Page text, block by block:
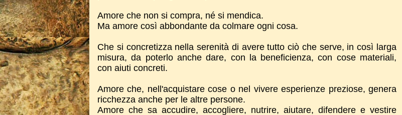
Amore che non si compra, né si mendica.
Ma amore così abbondante da colmare ogni cosa.
Che si concretizza nella serenità di avere tutto ciò che serve, in così larga
misura, da poterlo anche dare, con la beneficienza, con cose materiali,
con aiuti concreti.
Amore che, nell'acquistare cose o nel vivere esperienze preziose, genera
ricchezza anche per le altre persone.
Amore che sa accudire, accogliere, nutrire, aiutare, difendere e vestire